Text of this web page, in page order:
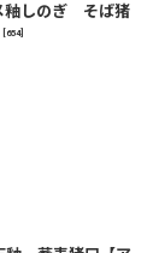
釉しのぎ そば猪
654]